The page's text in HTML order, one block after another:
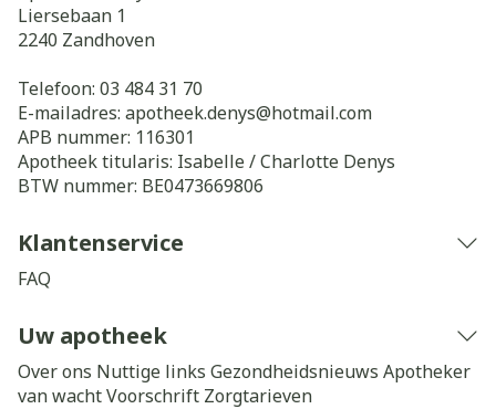
Liersebaan 1
2240 Zandhoven
Telefoon: 03 484 31 70
E-mailadres: apotheek.denys@hotmail.com
APB nummer: 116301
Apotheek titularis: Isabelle / Charlotte Denys
BTW nummer: BE0473669806
Klantenservice
FAQ
Uw apotheek
Over ons Nuttige links Gezondheidsnieuws Apotheker
van wachtVoorschrift Zorgtarieven